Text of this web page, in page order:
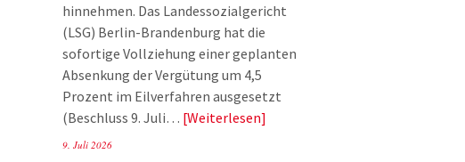
hinnehmen. Das Landessozialgericht
(LSG) Berlin-Brandenburg hat die
sofortige Vollziehung einer geplanten
Absenkung der Vergütung um 4,5
Prozent im Eilverfahren ausgesetzt
(Beschluss 9. Juli… Weiterlesen
9. Juli 2026